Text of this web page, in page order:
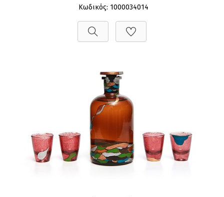
Κωδικός: 1000034014